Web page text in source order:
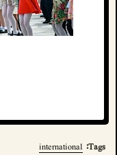
Tags:
international